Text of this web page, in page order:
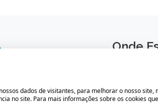
em boas mãos.
Onde
Portugal
dados de visitantes, para melhorar o nosso
no site. Para mais informações sobre os cookies